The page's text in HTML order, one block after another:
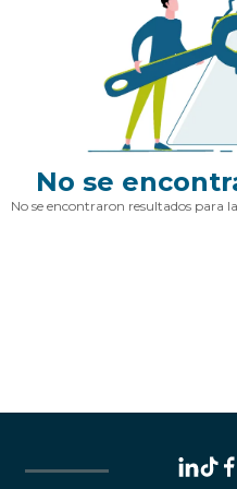
No se
No se encontraron resultados para